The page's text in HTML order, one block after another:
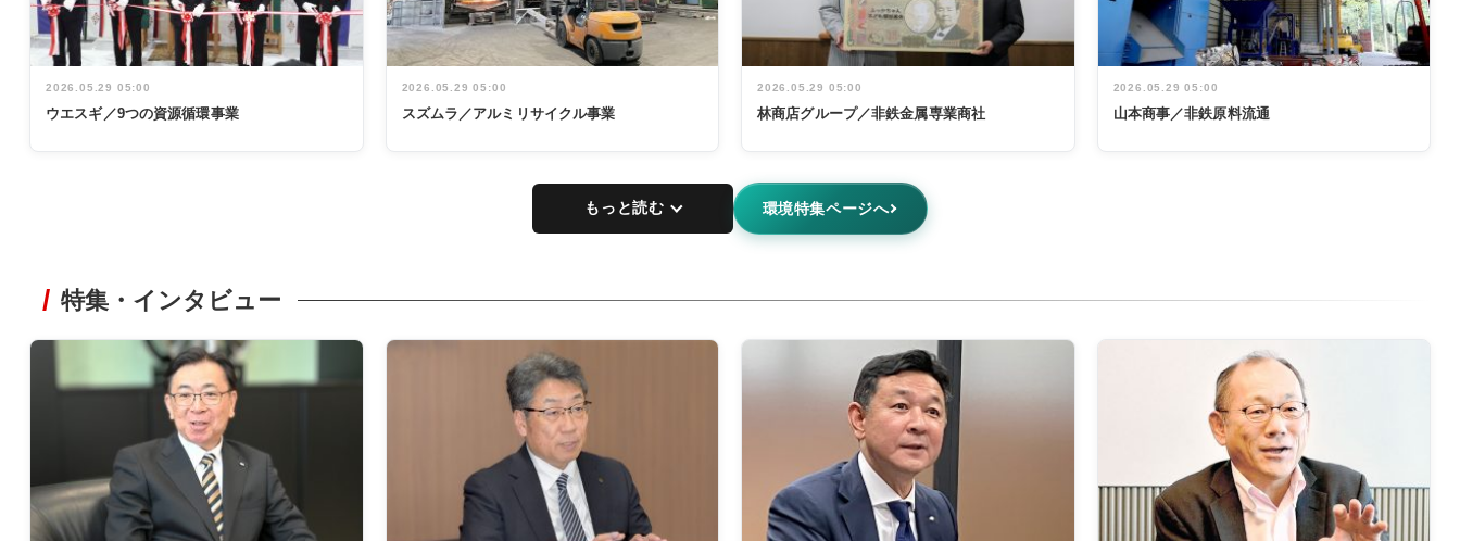
2026.05.29 05:00
ウエスギ／9つの資源循環事業
2026.05.29 05:00
スズムラ／アルミリサイクル事業
2026.05.29 05:00
林商店グループ／非鉄金属専業商社
2026.05.29 05:00
山本商事／非鉄原料流通
もっと読む 環境特集ページへ
特集・インタビュー